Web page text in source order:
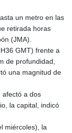
un metro en las
retirada horas
(JMA).
GMT) frente a
de profundidad,
una magnitud de
afectó a dos
la capital, indicó
miércoles), la